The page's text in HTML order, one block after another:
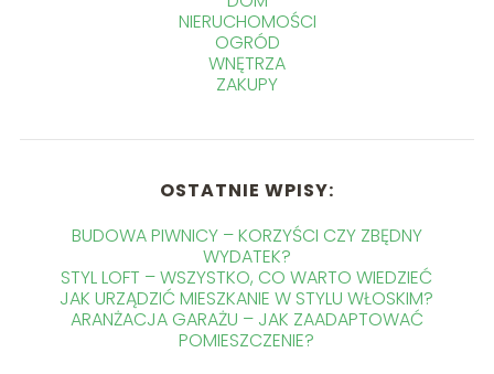
NIERUCHOMOŚCI
OGRÓD
WNĘTRZA
ZAKUPY
OSTATNIE WPISY:
BUDOWA PIWNICY – KORZYŚCI CZY ZBĘDNY
WYDATEK?
STYL LOFT – WSZYSTKO, CO WARTO WIEDZIEĆ
JAK URZĄDZIĆ MIESZKANIE W STYLU WŁOSKIM?
ARANŻACJA GARAŻU – JAK ZAADAPTOWAĆ
POMIESZCZENIE?